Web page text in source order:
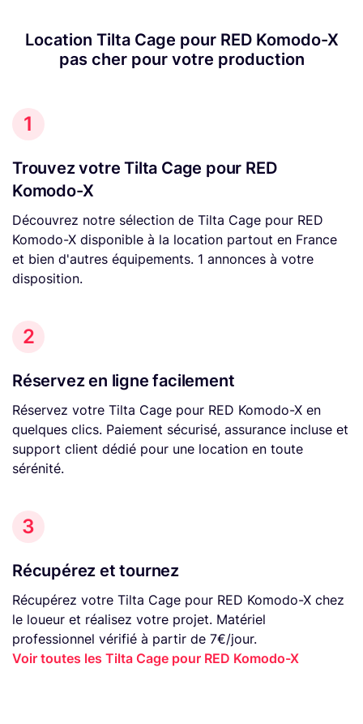
Location Tilta Cage pour RED Komodo-X
pas cher pour votre production
1
Trouvez votre Tilta Cage pour RED
Komodo-X
Découvrez notre sélection de Tilta Cage pour RED
Komodo-X disponible à la location partout en France
et bien d'autres équipements. 1 annonces à votre
disposition.
2
Réservez en ligne facilement
Réservez votre Tilta Cage pour RED Komodo-X en
quelques clics. Paiement sécurisé, assurance incluse et
support client dédié pour une location en toute
sérénité.
3
Récupérez et tournez
Récupérez votre Tilta Cage pour RED Komodo-X chez
le loueur et réalisez votre projet. Matériel
professionnel vérifié à partir de 7€/jour.
Voir toutes les Tilta Cage pour RED Komodo-X